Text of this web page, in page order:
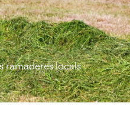
ramaderes locals